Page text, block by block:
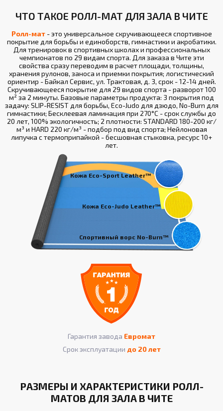
ЧТО ТАКОЕ РОЛЛ-МАТ ДЛЯ ЗАЛА В ЧИТЕ
Ролл-мат- это универсальное скручивающееся спортивное
покрытие для борьбы и единоборств, гимнастики и акробатики.
Для тренировок в спортивных школах и профессиональных
чемпионатов по 29 видам спорта. Для заказа в Чите эти
свойства сразу переводим в расчет площади, толщины,
хранения рулонов, заноса и приемки покрытия; логистический
ориентир - Байкал Сервис, ул. Трактовая, д. 3, срок - 12-14 дней.
Скручивающееся покрытие для 29 видов спорта - разворот 100
м² за 2 минуты. Базовые параметры продукта: 3 покрытия под
задачу: SLIP-RESIST для борьбы, Eco-Judo для дзюдо, No-Burn для
гимнастики; Бесклеевая ламинация при 270°С - срок службы до
20 лет, 100% экологичность; 2 плотности: STANDARD 180-200 кг/
м³ и HARD 220 кг/м³ - подбор под вид спорта; Нейлоновая
липучка с термоприпайкой - бесшовная стыковка, ресурс 10+
лет.
Кожа Eco-Sport Leather™
Кожа Eco-Judo Leather™
Спортивный ворс No-Burn™
Гарантия завода Евромат
Срок эксплуатации до 20 лет
РАЗМЕРЫ И ХАРАКТЕРИСТИКИ РОЛЛ-
МАТОВ ДЛЯ ЗАЛА В ЧИТЕ